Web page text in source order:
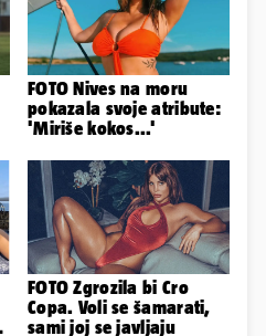
FOTO Nives na moru
pokazala svoje atribute:
'Miriše kokos...'
FOTO Zgrozila bi Cro
Copa. Voli se šamarati,
sami joj se javljaju